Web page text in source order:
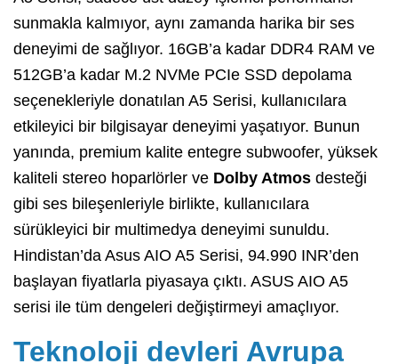
sunmakla kalmıyor, aynı zamanda harika bir ses
deneyimi de sağlıyor. 16GB’a kadar DDR4 RAM ve
512GB’a kadar M.2 NVMe PCIe SSD depolama
seçenekleriyle donatılan A5 Serisi, kullanıcılara
etkileyici bir bilgisayar deneyimi yaşatıyor. Bunun
yanında, premium kalite entegre subwoofer, yüksek
kaliteli stereo hoparlörler ve Dolby Atmos desteği
gibi ses bileşenleriyle birlikte, kullanıcılara
sürükleyici bir multimedya deneyimi sunuldu.
Hindistan’da Asus AIO A5 Serisi, 94.990 INR’den
başlayan fiyatlarla piyasaya çıktı. ASUS AIO A5
serisi ile tüm dengeleri değiştirmeyi amaçlıyor.
Teknoloji devleri Avrupa